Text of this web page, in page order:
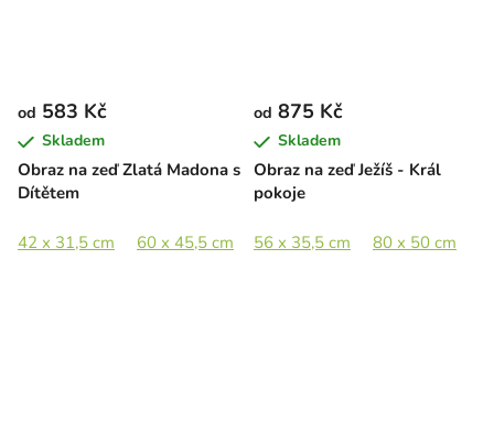
Obraz na zeď Zlatá Madona s
Dítětem
od 583 Kč
Skladem
42 x 31,5 cm 60 x 45,5 cm 80 x 60,5 cm 105 x 79,5 cm
Obraz na zeď Ježíš - Král
pokoje
od 875 Kč
Skladem
56 x 35,5 cm 80 x 50 cm